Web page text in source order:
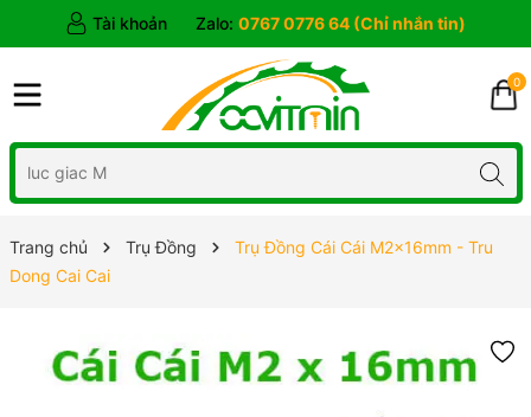
Tài khoản Zalo: 0767 0776 64 (Chỉ nhắn tin)
0
Trang chủ Trụ Đồng
Trụ Đồng Cái Cái M2x16mm - Tru
Dong Cai Cai